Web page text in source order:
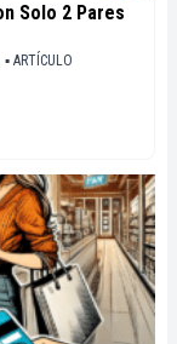
Solo 2 Pares
▪ ARTÍCULO